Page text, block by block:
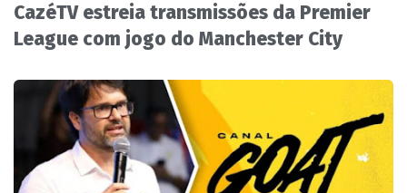
CazéTV estreia transmissões da Premier
League com jogo do Manchester City